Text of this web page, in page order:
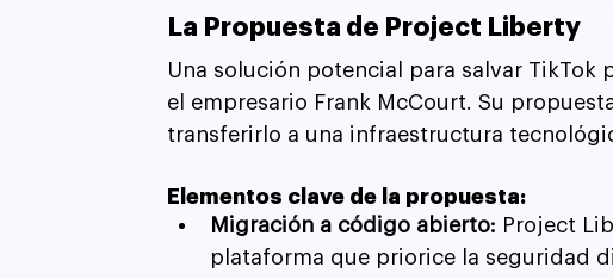
La Propuesta de Project Liberty
Una solución potencial para salvar TikTok
el empresario Frank McCourt. Su
transferirlo a una infraestructura
Elementos clave de la propuesta:
Migración a código abierto: Project
plataforma que priorice la seguridad